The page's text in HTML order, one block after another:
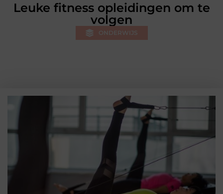
Leuke fitness opleidingen om te
volgen
ONDERWIJS